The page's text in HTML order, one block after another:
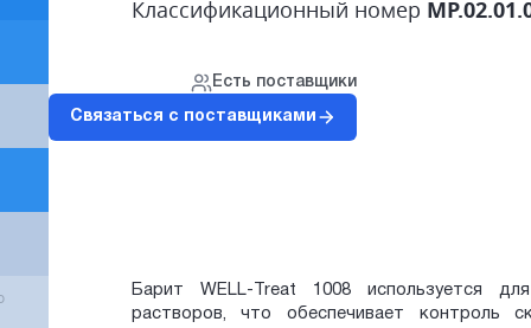
Классификационный номер
Есть поставщики
Связаться с поставщиками
Барит WELL-Treat 1008 используется
растворов, что обеспечивает контроль